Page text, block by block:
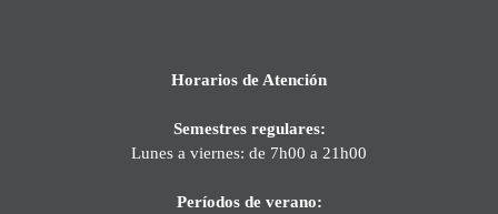
Horarios de Atención
Semestres regulares:
Lunes a viernes: de 7h00 a 21h00
Períodos de verano: